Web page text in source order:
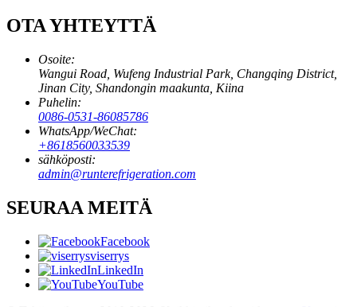
OTA YHTEYTTÄ
Osoite:
Wangui Road, Wufeng Industrial Park, Changqing District,
Jinan City, Shandongin maakunta, Kiina
Puhelin:
0086-0531-86085786
WhatsApp/WeChat:
+8618560033539
sähköposti:
admin@runterefrigeration.com
SEURAA MEITÄ
Facebook
viserrys
LinkedIn
YouTube